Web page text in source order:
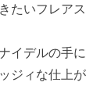
たいフレアス
イデルの手に
ジィな仕上が